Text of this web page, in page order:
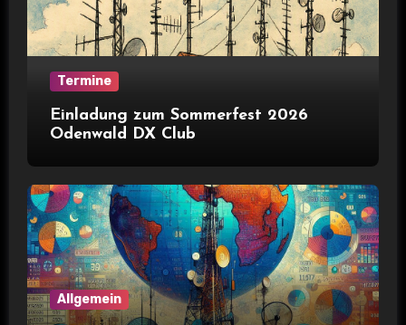
Termine
Einladung zum Sommerfest 2026
Odenwald DX Club
Allgemein